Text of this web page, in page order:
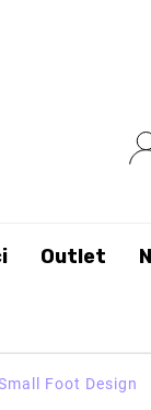
Outlet
Foot Design